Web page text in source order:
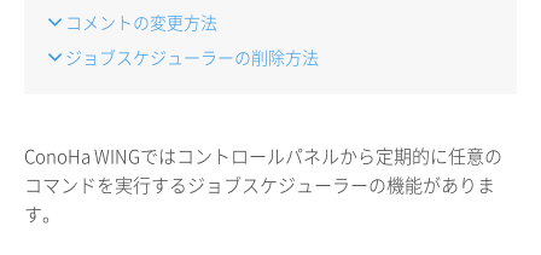
コメントの変更方法
ジョブスケジューラーの削除方法
ConoHa WINGではコントロールパネルから定期的に任意の
コマンドを実行するジョブスケジューラーの機能がありま
す。